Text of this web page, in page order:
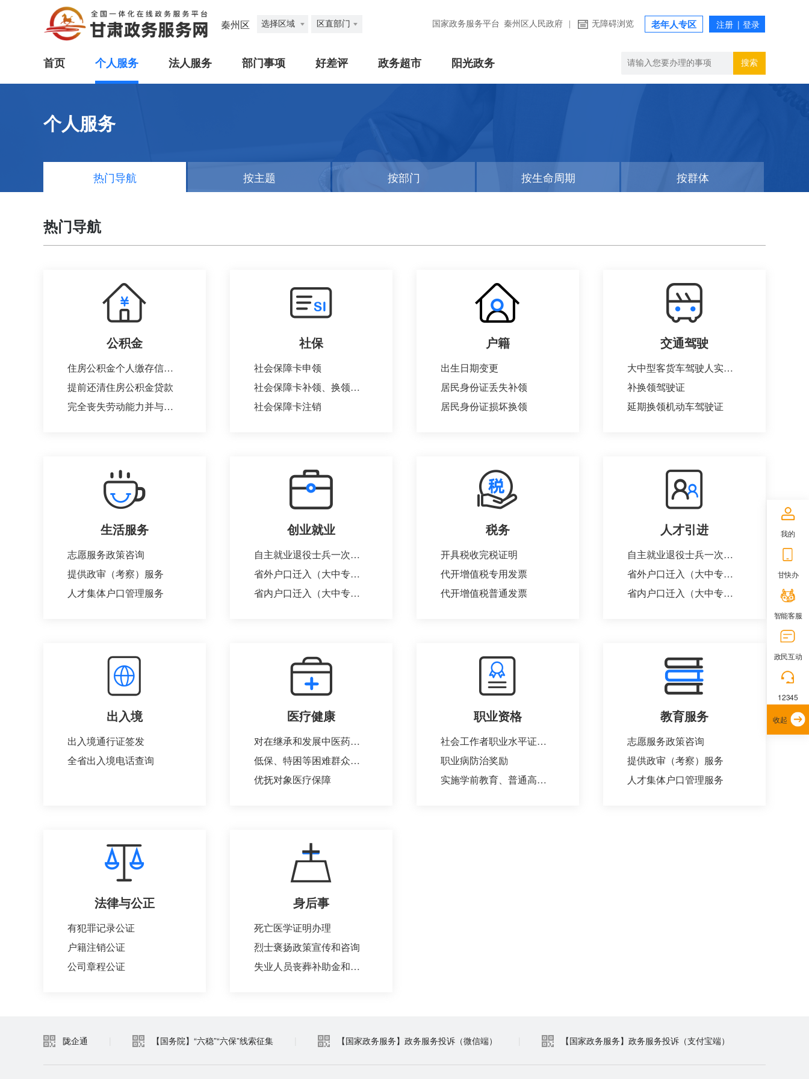
秦州区 选择区域 区直部门 国家政务服务平台 秦州区人民政府 无障碍浏览 老年人专区
首页 个人服务 法人服务 部门事项 好差评 政务超市 阳光政务 搜索
个人服务
热门导航 按主题 按部门 按生命周期 按群体
热门导航
公积金
住房公积金个人缴存信息变更
提前还清住房公积金贷款
完全丧失劳动能力并与单位终止劳动关系提取住房公积金
社保
社会保障卡申领
社会保障卡补领、换领、换发
社会保障卡注销
户籍
出生日期变更
居民身份证丢失补领
居民身份证损坏换领
交通驾驶
大中型客货车驾驶人实习期满考试
补换领驾驶证
延期换领机动车驾驶证
生活服务
志愿服务政策咨询
提供政审（考察）服务
人才集体户口管理服务
创业就业
自主就业退役士兵一次性经济补助金的给付
省外户口迁入（大中专院校毕业生就业落户）
省内户口迁入（大中专院校毕业生就业落户）
税务
开具税收完税证明
代开增值税专用发票
代开增值税普通发票
人才引进
自主就业退役士兵一次性经济补助金的给付
省外户口迁入（大中专院校毕业生就业落户）
省内户口迁入（大中专院校毕业生就业落户）
出入境
出入境通行证签发
全省出入境电话查询
医疗健康
对在继承和发展中医药事业、中医医疗工作等中做出显著贡献的单位和个人奖励表彰（增加）
低保、特困等困难群众医疗救助
优抚对象医疗保障
职业资格
社会工作者职业水平证书登记管理
职业病防治奖励
实施学前教育、普通高中教育及中等职业教育的民办学校变更审批
教育服务
志愿服务政策咨询
提供政审（考察）服务
人才集体户口管理服务
法律与公正
有犯罪记录公证
户籍注销公证
公司章程公证
身后事
死亡医学证明办理
烈士褒扬政策宣传和咨询
失业人员丧葬补助金和抚恤金申领
陇企通 【国务院】“六稳”“六保”线索征集 【国家政务服务】政务服务投诉（微信端） 【国家政务服务】政务服务投诉（支付宝端）
我的
甘快办
智能客服
政民互动
12345
收起